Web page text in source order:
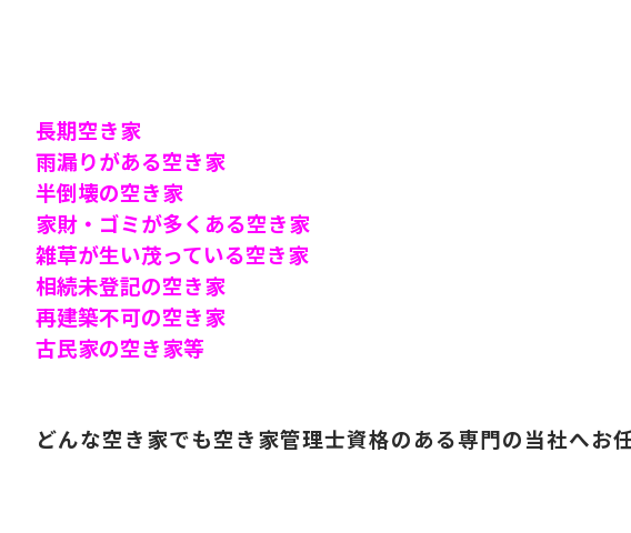
長期空き家
雨漏りがある空き家
半倒壊の空き家
家財・ゴミが多くある空き家
雑草が生い茂っている空き家
相続未登記の空き家
再建築不可の空き家
古民家の空き家等
どんな空き家でも空き家管理士資格のある専門の当社へお